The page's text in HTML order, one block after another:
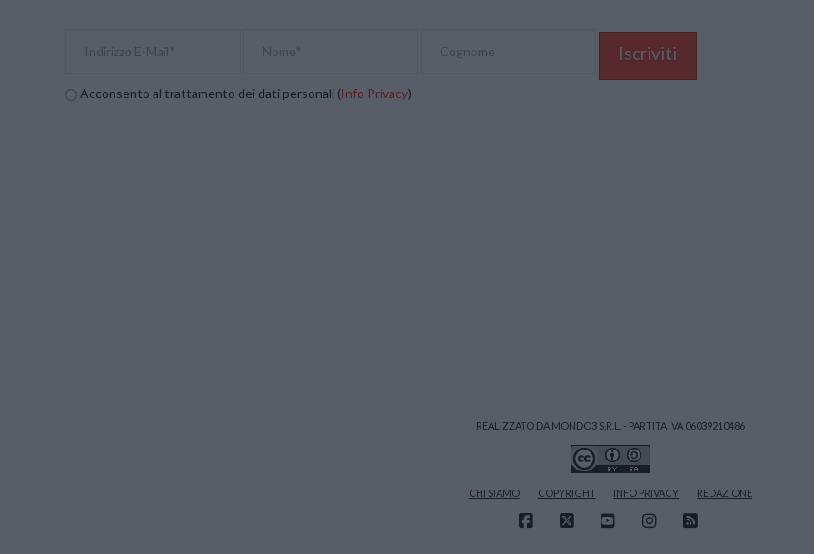
Acconsento al trattamento dei dati personali (Info Privacy)
REALIZZATO DA MONDO3 S.R.L. - PARTITA IVA 06039210486
CHI SIAMO COPYRIGHT INFO PRIVACY REDAZIONE